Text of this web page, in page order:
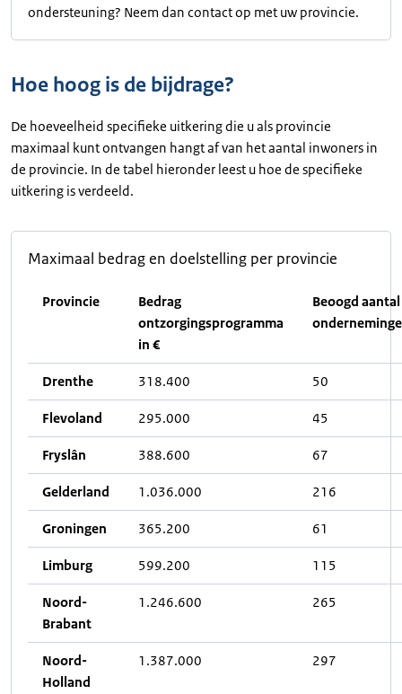
ondersteuning? Neem dan contact op met uw provincie.
Hoe hoog is de bijdrage?
De hoeveelheid specifieke uitkering die u als provincie
maximaal kunt ontvangen hangt af van het aantal inwoners in
de provincie. In de tabel hieronder leest u hoe de specifieke
uitkering is verdeeld.
Maximaal bedrag en doelstelling per provincie
Provincie
Bedrag
ontzorgingsprogramma
in €
Beoogd aantal
Drenthe 318.400 50
Flevoland 295.000 45
Fryslân 388.600 67
Gelderland 1.036.000 216
Groningen 365.200 61
Limburg 599.200 115
Noord-
Brabant
1.246.600 265
Noord-
Holland
1.387.000 297